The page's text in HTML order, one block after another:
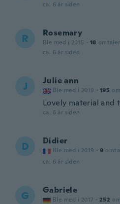
ca. 6 år siden
R Rosemary
Ble med i 2015 · 18 omtaler
ca. 6 år siden
J Julie ann
Ble med i 2019 · 195
Lovely material and
ca. 6 år siden
D Didier
Ble med i 2019 · 9
ca. 6 år siden
G Gabriele
Ble med i 2017 · 252